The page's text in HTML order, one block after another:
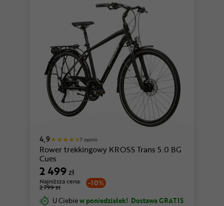
4,9 7 opinii
Rower trekkingowy KROSS Trans 5.0 BG
Cues
2 499zł
-10%
Najniższa cena:
2 799 zł
U Ciebiew poniedziałek! Dostawa GRATIS